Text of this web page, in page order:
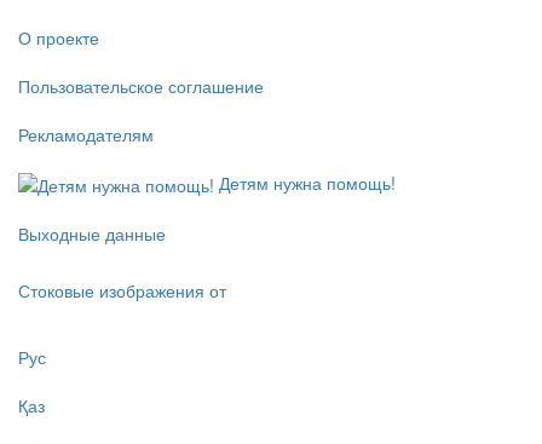
О проекте
Пользовательское соглашение
Рекламодателям
Детям нужна помощь!
Выходные данные
Стоковые изображения от
Рус
Қаз